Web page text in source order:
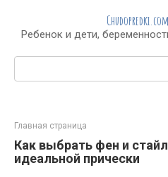
контенту
Chudopredki.com
Ребенок и дети,
Поиск:
Главная страница
Как выбрать фен и
идеальной прически